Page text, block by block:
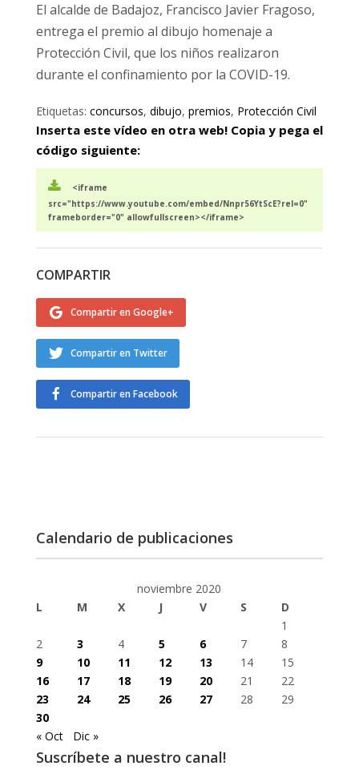
El alcalde de Badajoz, Francisco Javier Fragoso,
entrega el premio al dibujo homenaje a
Protección Civil, que los niños realizaron
durante el confinamiento por la COVID-19.
Etiquetas: concursos, dibujo, premios, Protección Civil
Inserta este vídeo en otra web! Copia y pega el
código siguiente:
<iframe
src="https://www.youtube.com/embed/Nnpr56YtScE?rel=0"
frameborder="0" allowfullscreen></iframe>
COMPARTIR
Compartir en Google+
Compartir en Twitter
Compartir en Facebook
Calendario de publicaciones
noviembre 2020
L
M X J V S
D
1
2
3 4 5 6 7
8
9
10 11 12 13 14
15
16
17 18 19 20 21
22
23
24 25 26 27 28
29
30
« Oct
Dic »
Suscríbete a nuestro canal!